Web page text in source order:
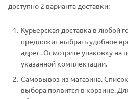
доступно 2 варианта доставки:
Курьерская доставка в любой
предложит выбрать удобное
адрес. Осмотрите упаковку на
указанной комплектации.
Самовывоз из магазина.
выбора появится в корзине.